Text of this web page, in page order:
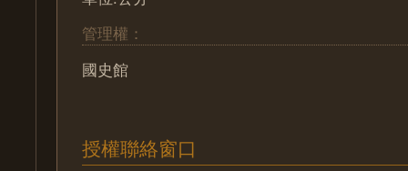
管理權：
國史館
授權聯絡窗口